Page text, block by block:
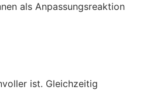
als Anpassungsreaktion
ist. Gleichzeitig